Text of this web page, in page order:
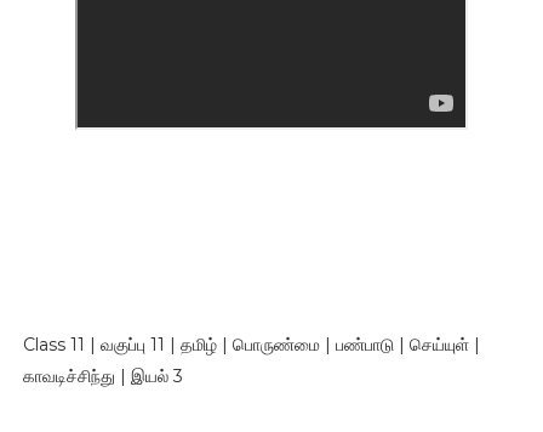
Class 11 | வகுப்பு 11 | தமிழ் | பொருண்மை | பண்பாடு | செய்யுள் |
காவடிச்சிந்து | இயல் 3